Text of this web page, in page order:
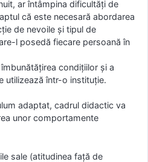
ar întâmpina dificultăţi de
că este necesară abordarea
de nevoile şi tipul de
l posedă fiecare persoană în
condiţiilor şi a
utilizează într-o instituţie.
adaptat, cadrul didactic va
unor comportamente
sale (atitudinea faţă de